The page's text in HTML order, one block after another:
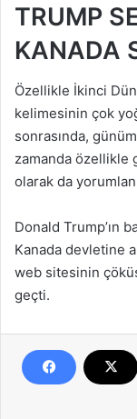
TRUMP
KANADA
Özellikle İkinci
kelimesinin çok
sonrasında,
zamanda özellikle
olarak da
Donald Trump’ın
Kanada devletine
web sitesinin
geçti.